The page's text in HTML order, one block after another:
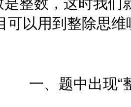
可以用到整除思
一、题中出现“整